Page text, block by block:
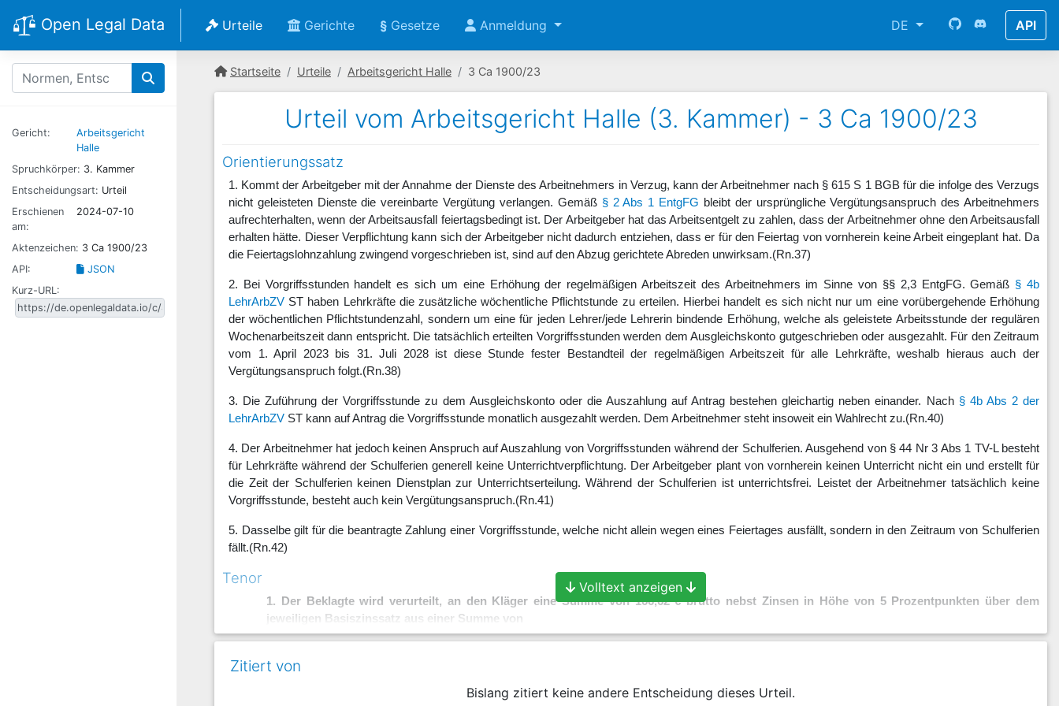
Open Legal Data Urteile Gerichte § Gesetze Anmeldung DE API
Gericht:
Arbeitsgericht
Halle
Spruchkörper: 3. Kammer
Entscheidungsart: Urteil
Erschienen
am:
2024-07-10
Aktenzeichen: 3 Ca 1900/23
API:
JSON
Kurz-URL:
Startseite Urteile Arbeitsgericht Halle 3 Ca 1900/23
Urteil vom Arbeitsgericht Halle (3. Kammer) - 3 Ca 1900/23
Orientierungssatz
1. Kommt der Arbeitgeber mit der Annahme der Dienste des Arbeitnehmers in Verzug, kann der Arbeitnehmer nach § 615 S 1 BGB für die infolge des Verzugs
nicht geleisteten Dienste die vereinbarte Vergütung verlangen. Gemäß § 2 Abs 1 EntgFG bleibt der ursprüngliche Vergütungsanspruch des Arbeitnehmers
aufrechterhalten, wenn der Arbeitsausfall feiertagsbedingt ist. Der Arbeitgeber hat das Arbeitsentgelt zu zahlen, dass der Arbeitnehmer ohne den Arbeitsausfall
erhalten hätte. Dieser Verpflichtung kann sich der Arbeitgeber nicht dadurch entziehen, dass er für den Feiertag von vornherein keine Arbeit eingeplant hat. Da
die Feiertagslohnzahlung zwingend vorgeschrieben ist, sind auf den Abzug gerichtete Abreden unwirksam.(Rn.37)
2. Bei Vorgriffsstunden handelt es sich um eine Erhöhung der regelmäßigen Arbeitszeit des Arbeitnehmers im Sinne von §§ 2,3 EntgFG. Gemäß § 4b
LehrArbZV ST haben Lehrkräfte die zusätzliche wöchentliche Pflichtstunde zu erteilen. Hierbei handelt es sich nicht nur um eine vorübergehende Erhöhung
der wöchentlichen Pflichtstundenzahl, sondern um eine für jeden Lehrer/jede Lehrerin bindende Erhöhung, welche als geleistete Arbeitsstunde der regulären
Wochenarbeitszeit dann entspricht. Die tatsächlich erteilten Vorgriffsstunden werden dem Ausgleichskonto gutgeschrieben oder ausgezahlt. Für den Zeitraum
vom 1. April 2023 bis 31. Juli 2028 ist diese Stunde fester Bestandteil der regelmäßigen Arbeitszeit für alle Lehrkräfte, weshalb hieraus auch der
Vergütungsanspruch folgt.(Rn.38)
3. Die Zuführung der Vorgriffsstunde zu dem Ausgleichskonto oder die Auszahlung auf Antrag bestehen gleichartig neben einander. Nach § 4b Abs 2 der
LehrArbZV ST kann auf Antrag die Vorgriffsstunde monatlich ausgezahlt werden. Dem Arbeitnehmer steht insoweit ein Wahlrecht zu.(Rn.40)
4. Der Arbeitnehmer hat jedoch keinen Anspruch auf Auszahlung von Vorgriffsstunden während der Schulferien. Ausgehend von § 44 Nr 3 Abs 1 TV-L besteht
für Lehrkräfte während der Schulferien generell keine Unterrichtverpflichtung. Der Arbeitgeber plant von vornherein keinen Unterricht nicht ein und erstellt für
die Zeit der Schulferien keinen Dienstplan zur Unterrichtserteilung. Während der Schulferien ist unterrichtsfrei. Leistet der Arbeitnehmer tatsächlich keine
Vorgriffsstunde, besteht auch kein Vergütungsanspruch.(Rn.41)
5. Dasselbe gilt für die beantragte Zahlung einer Vorgriffsstunde, welche nicht allein wegen eines Feiertages ausfällt, sondern in den Zeitraum von Schulferien
fällt.(Rn.42)
Tenor
1. Der Beklagte wird verurteilt, an den Kläger eine Summe von 166,62 € brutto nebst Zinsen in Höhe von 5 Prozentpunkten über dem
jeweiligen Basiszinssatz aus einer Summe von
Volltext anzeigen
Zitiert von
Bislang zitiert keine andere Entscheidung dieses Urteil.